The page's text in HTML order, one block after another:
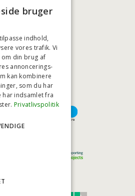
+45 3920 5084
KREDITVÆRDIGHED
SCORE 4,7
bruger
indhold,
vores trafik. Vi
din brug af
annoncerings-
kan kombinere
som du har
har indsamlet fra
Privatlivspolitik